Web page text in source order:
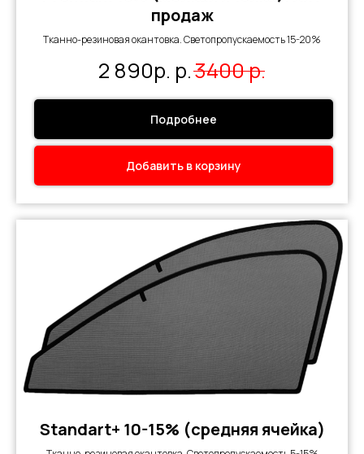
продаж
Тканно-резиновая окантовка. Светопропускаемость 15-20%
2 890р. р.3400р.
Подробнее
Добавить в корзину
Standart+ 10-15% (средняя ячейка)